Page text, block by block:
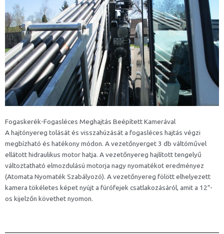
Fogaskerék-Fogasléces Meghajtás Beépített Kamerával
A hajtónyereg tolását és visszahúzását a fogasléces hajtás végzi
megbízható és hatékony módon. A vezetőnyerget 3 db váltóművel
ellátott hidraulikus motor hatja. A vezetőnyereg hajlított tengelyű
változtatható elmozdulású motorja nagy nyomatékot eredményez
(Atomata Nyomaték Szabályozó). A vezetőnyereg fölött elhelyezett
kamera tökéletes képet nyújt a fúrófejek csatlakozásáról, amit a 12″-
os kijelzőn követhet nyomon.